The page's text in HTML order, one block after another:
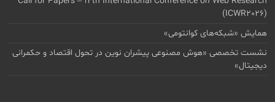
(ICWR2026)
همایش «شبکه‌های کوانتومی»
نشست تخصصی «هوش مصنوعی پیشران نوین در تحول اقتصاد و حکمرانی
دیجیتال»